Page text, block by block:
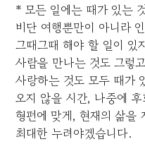
* 모든 일에는 때가 있는
비단 여행뿐만이 아니라
그때그때 해야 할 일이 있
사람을 만나는 것도 그렇
사랑하는 것도 모두 때가
오지 않을 시간, 나중에
형편에 맞게, 현재의 삶을
최대한 누려야겠습니다.